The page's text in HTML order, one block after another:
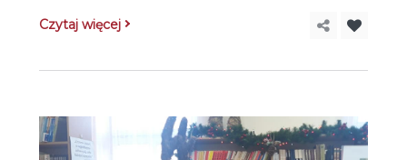
Czytaj więcej